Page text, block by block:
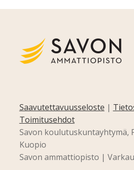
Saavutettavuusseloste |
Toimitusehdot
Savon koulutuskuntayhtymä,
Kuopio
Savon ammattiopisto |